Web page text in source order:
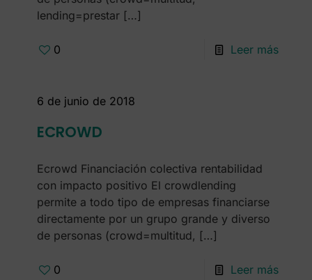
lending=prestar […]
0 Leer más
6 de junio de 2018
ECROWD
Ecrowd Financiación colectiva rentabilidad
con impacto positivo El crowdlending
permite a todo tipo de empresas financiarse
directamente por un grupo grande y diverso
de personas (crowd=multitud, […]
0 Leer más